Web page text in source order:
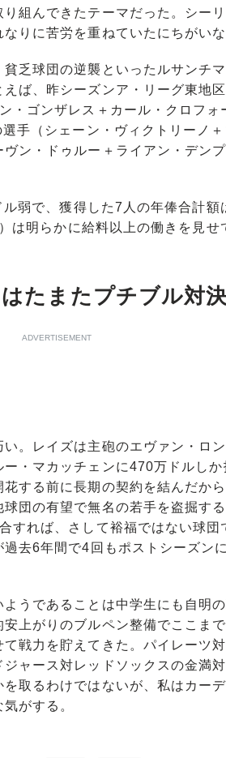
組んできたテーマだった。シー
りに苦労を重ねていたにちがいな
乏球団の逆襲といったルサンチ
ば、昨シーズンア・リーグ東地
・ゴンザレス＋カール・クロフォ
手（シェーン・ヴィクトリーノ
ン・ドゥルー＋ライアン・デン
弱で、獲得した7人の年俸合計額
は明らかに給料以上の働きを見せ
たまたプチブル対
ADVERTISEMENT
。レイズは主砲のエヴァン・ロ
・マカッチェンに470万ドルし
する前に長期の契約を結んだか
団の有望で無名の若手を盗掘す
すれば、さして裕福ではない球団
去6年間で4回もポストシーズン
うであることは中学生にも自明
上がりのブルペン整備でここま
戦力を貯えてきた。パイレーツ
ャース対レッドソックスの金満
取るわけではないが、私はカー
がする。